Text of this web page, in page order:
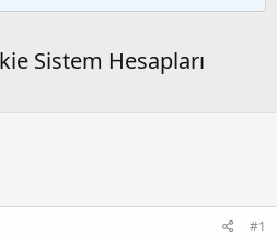
Sistem Hesapları
#1